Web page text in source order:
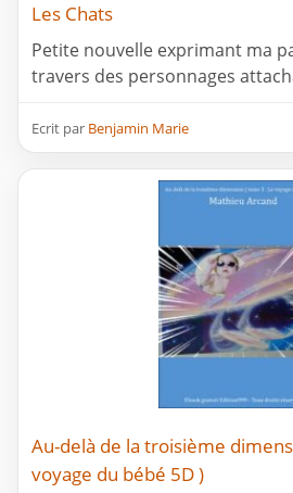
Les Chats
Petite nouvelle exprimant ma
travers des personnages
Ecrit par Benjamin Marie
Au-delà de la troisième
voyage du bébé 5D )